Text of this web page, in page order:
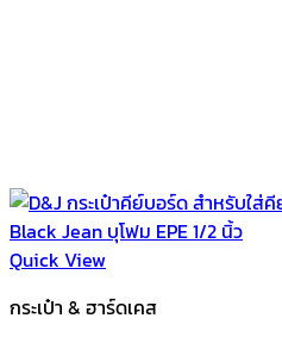
Quick View
กระเป๋า & ฮาร์ดเคส